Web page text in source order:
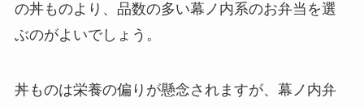
の丼ものより、品数の多い幕ノ内系のお弁当を選
ぶのがよいでしょう。
丼ものは栄養の偏りが懸念されますが、幕ノ内弁